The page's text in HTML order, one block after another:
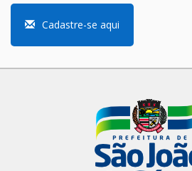
Cadastre-se aqui